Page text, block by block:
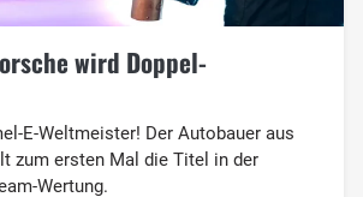
wird Doppel-
E-Weltmeister! Der Autobauer aus
zum ersten Mal die Titel in der
Wertung.